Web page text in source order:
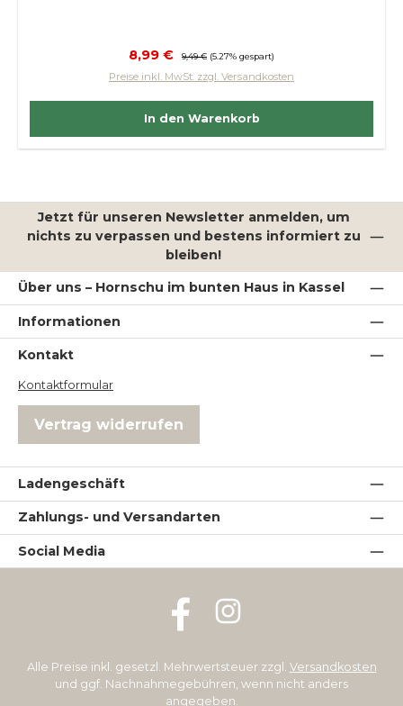
Verkaufspreis:
8,99 € Regulärer Preis:
9,49 € (5.27% gespart)
Preise inkl. MwSt. zzgl. Versandkosten
In den Warenkorb
Jetzt für unseren Newsletter anmelden, um
nichts zu verpassen und bestens informiert zu
bleiben!
Über uns – Hornschu im bunten Haus in Kassel
Informationen
Kontakt
Kontaktformular
Vertrag widerrufen
Ladengeschäft
Zahlungs- und Versandarten
Social Media
Facebook Instagram
Alle Preise inkl. gesetzl. Mehrwertsteuer zzgl. Versandkosten
und ggf. Nachnahmegebühren, wenn nicht anders
angegeben.